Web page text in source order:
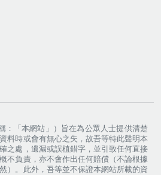
：「本網站」）旨在為公眾人士提供清楚
料時或會有無心之失，故吾等特此聲明本
之處，遺漏或誤植錯字，並引致任何直接
不負責，亦不會作出任何賠償（不論根據
）。此外，吾等並不保證本網站所載的資